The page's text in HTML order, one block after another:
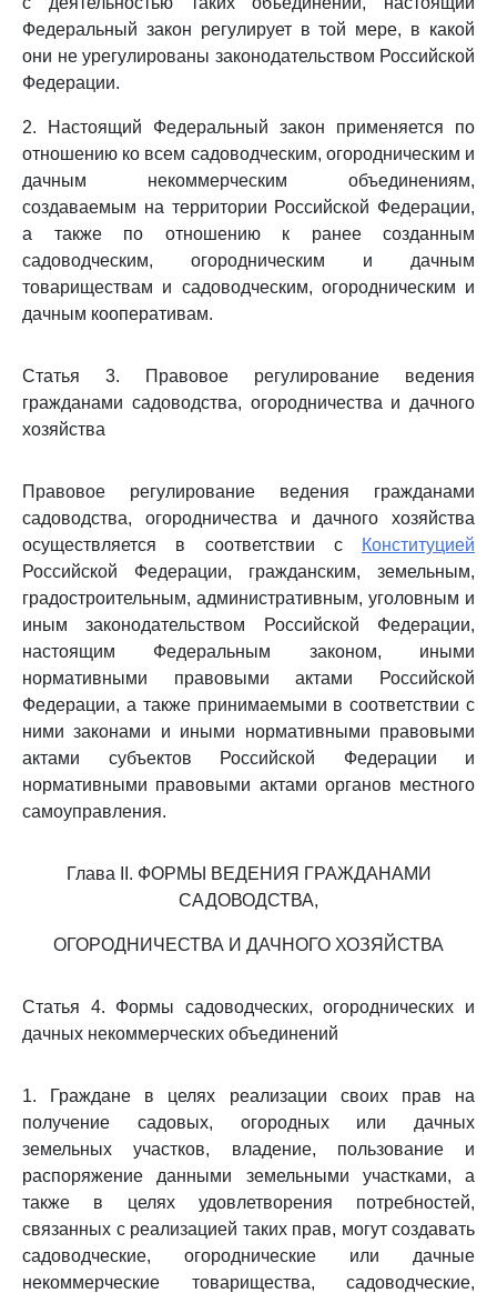
Федеральный закон регулирует в той мере, в какой
они не урегулированы законодательством Российской
Федерации.
2. Настоящий Федеральный закон применяется по
отношению ко всем садоводческим, огородническим и
дачным некоммерческим объединениям,
создаваемым на территории Российской Федерации,
а также по отношению к ранее созданным
садоводческим, огородническим и дачным
товариществам и садоводческим, огородническим и
дачным кооперативам.
Статья 3. Правовое регулирование ведения
гражданами садоводства, огородничества и дачного
хозяйства
Правовое регулирование ведения гражданами
садоводства, огородничества и дачного хозяйства
осуществляется в соответствии с
Конституцией
Российской Федерации, гражданским, земельным,
градостроительным, административным, уголовным и
иным законодательством Российской Федерации,
настоящим Федеральным законом, иными
нормативными правовыми актами Российской
Федерации, а также принимаемыми в соответствии с
ними законами и иными нормативными правовыми
актами субъектов Российской Федерации и
нормативными правовыми актами органов местного
самоуправления.
Глава II. ФОРМЫ ВЕДЕНИЯ ГРАЖДАНАМИ
САДОВОДСТВА,
ОГОРОДНИЧЕСТВА И ДАЧНОГО ХОЗЯЙСТВА
Статья 4. Формы садоводческих, огороднических и
дачных некоммерческих объединений
1. Граждане в целях реализации своих прав на
получение садовых, огородных или дачных
земельных участков, владение, пользование и
распоряжение данными земельными участками, а
также в целях удовлетворения потребностей,
связанных с реализацией таких прав, могут создавать
садоводческие, огороднические или дачные
некоммерческие товарищества, садоводческие,